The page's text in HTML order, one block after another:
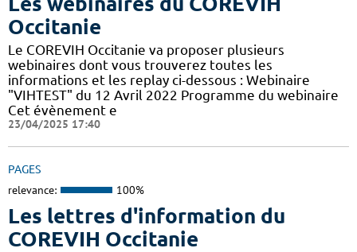
Occitanie
Le COREVIH Occitanie va proposer plusieurs
webinaires dont vous trouverez toutes les
informations et les replay ci-dessous : Webinaire
"VIHTEST" du 12 Avril 2022 Programme du webinaire
Cet évènement e
23/04/2025 17:40
PAGES
relevance: 100%
Les lettres d'information du
COREVIH Occitanie